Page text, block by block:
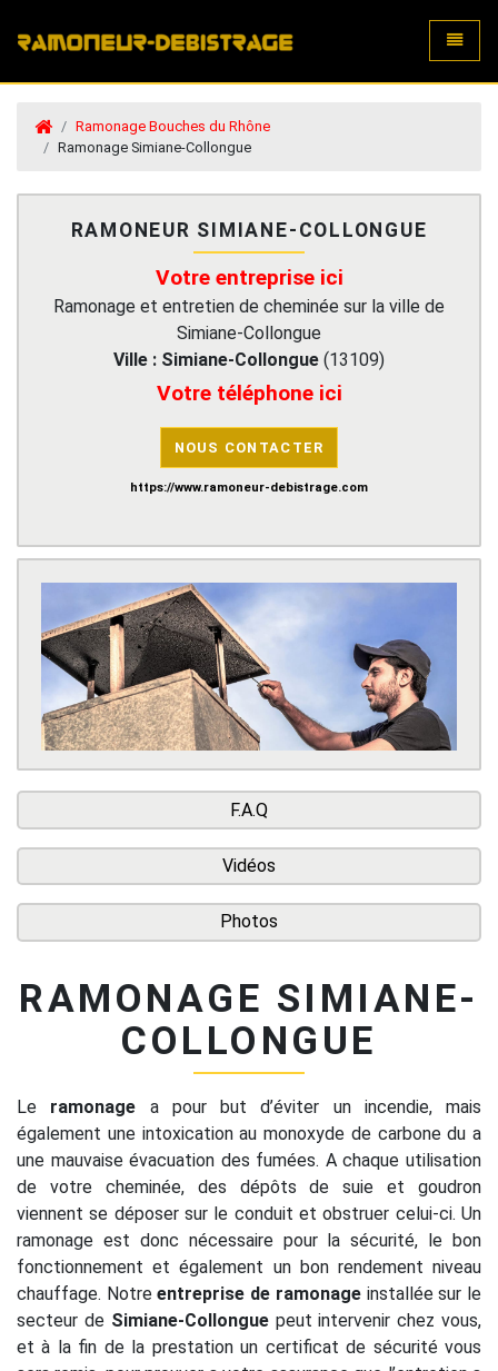
Ramonage Bouches du Rhône
Ramonage Simiane-Collongue
RAMONEUR SIMIANE-COLLONGUE
Votre entreprise ici
Ramonage et entretien de cheminée sur la ville de
Simiane-Collongue
Ville : Simiane-Collongue (13109)
Votre téléphone ici
NOUS CONTACTER
https://www.ramoneur-debistrage.com
F.A.Q
Vidéos
Photos
RAMONAGE SIMIANE-
COLLONGUE
Le ramonage a pour but d’éviter un incendie, mais
également une intoxication au monoxyde de carbone du a
une mauvaise évacuation des fumées. A chaque utilisation
de votre cheminée, des dépôts de suie et goudron
viennent se déposer sur le conduit et obstruer celui-ci. Un
ramonage est donc nécessaire pour la sécurité, le bon
fonctionnement et également un bon rendement niveau
chauffage. Notreentreprise de ramonageinstallée sur le
secteur de Simiane-Collonguepeut intervenir chez vous,
et à la fin de la prestation un certificat de sécurité vous